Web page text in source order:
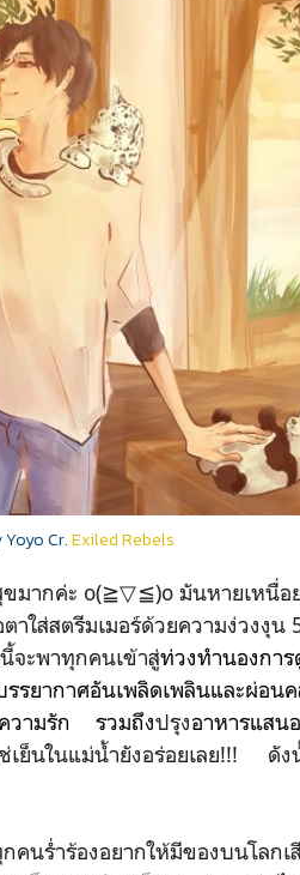
Cr.Exiled Rebels
กค่ะ o(≧▽≦)o มันหายเหนื่อย
ใส่สตรีมเมอร์ด้วยความง่วงงุน
ะพาทุกคนเข้าสู่ท่วงทำนองการ
รยากาศอันเพลิดเพลินและผ่อน
ามรัก รวมถึงปรุงอาหารแสน
ย็นในแม่น้ำยังอร่อยเลย!!! ดัง
ร่ำร้องอยากให้มีของบนโลกเ